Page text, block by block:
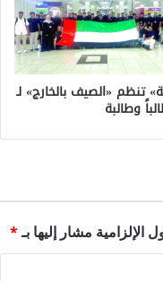
تنظم «الصيف بالخارج» لـ
الإلزامية مشار إليها بـ*